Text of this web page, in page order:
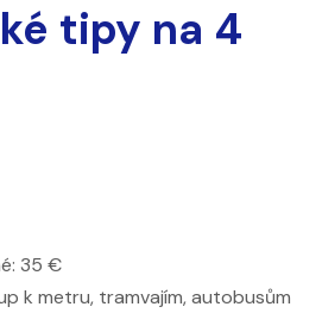
tipy na 4
35 €
k metru, tramvajím, autobusům